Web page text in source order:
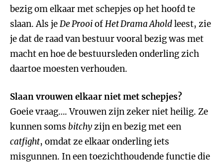
bezig om elkaar met schepjes op het hoofd te
slaan. Als jeDe ProoiofHet Drama Aholdleest, zie
je dat de raad van bestuur vooral bezig was met
macht en hoe de bestuursleden onderling zich
daartoe moesten verhouden.
Slaan vrouwen elkaar niet met schepjes?
Goeie vraag…. Vrouwen zijn zeker niet heilig. Ze
kunnen soms bitchyzijn en bezig met een
catfight, omdat ze elkaar onderling iets
misgunnen. In een toezichthoudende functie die